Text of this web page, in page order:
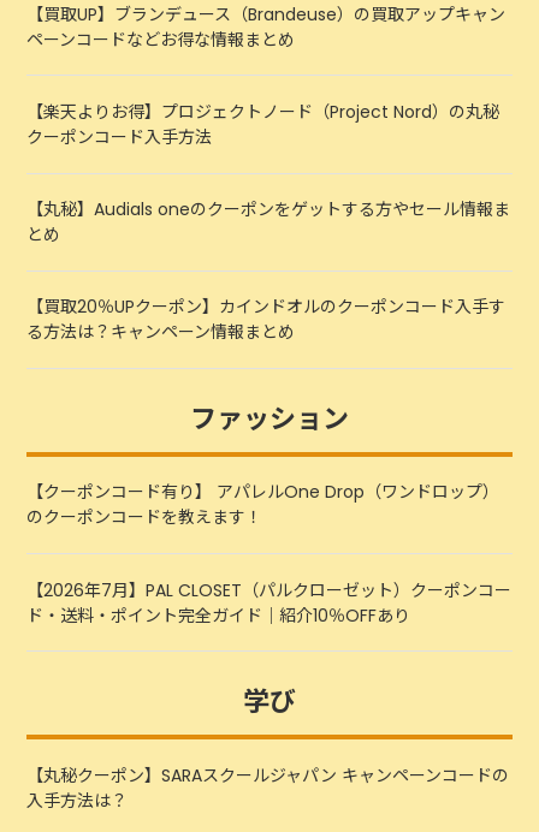
【買取UP】ブランデュース（Brandeuse）の買取アップキャン
ペーンコードなどお得な情報まとめ
【楽天よりお得】プロジェクトノード（Project Nord）の丸秘
クーポンコード入手方法
【丸秘】Audials oneのクーポンをゲットする方やセール情報ま
とめ
【買取20％UPクーポン】カインドオルのクーポンコード入手す
る方法は？キャンペーン情報まとめ
ファッション
【クーポンコード有り】 アパレルOne Drop（ワンドロップ）
のクーポンコードを教えます！
【2026年7月】PAL CLOSET（パルクローゼット）クーポンコー
ド・送料・ポイント完全ガイド｜紹介10％OFFあり
学び
【丸秘クーポン】SARAスクールジャパン キャンペーンコードの
入手方法は？